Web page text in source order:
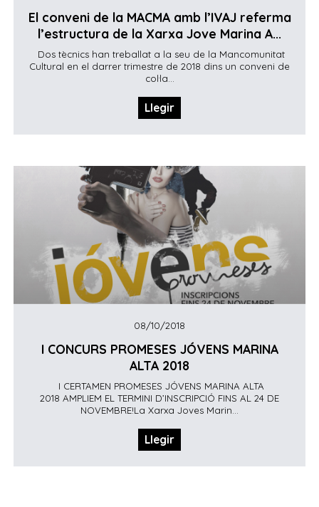
El conveni de la MACMA amb l’IVAJ referma
l’estructura de la Xarxa Jove Marina A...
Dos tècnics han treballat a la seu de la Mancomunitat
Cultural en el darrer trimestre de 2018 dins un conveni de
col·la...
Llegir
08/10/2018
I CONCURS PROMESES JÓVENS MARINA
ALTA 2018
I CERTAMEN PROMESES JÓVENS MARINA ALTA
2018 AMPLIEM EL TERMINI D’INSCRIPCIÓ FINS AL 24 DE
NOVEMBRE!La Xarxa Joves Marin...
Llegir